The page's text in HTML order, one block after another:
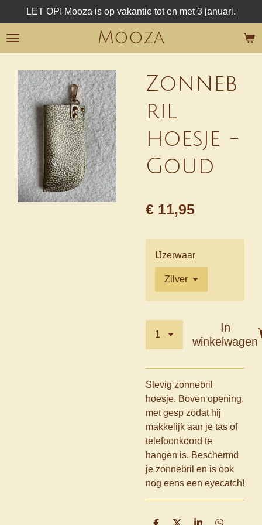
direct
naar
de
hoofdinhoud
Mooza
LET OP! Mooza is op vakantie tot en met 3 januari.
Zonneb
ril
hoesje -
Goud
€ 11,95
IJzerwaar
In
winkelwagen
Stevig zonnebril
hoesje. Boven opening,
met gesp zodat hij
makkelijk aan je tas of
telefoonkoord te
hangen is. Beschermd
je zonnebril en is ook
nog eens een eyecatch!